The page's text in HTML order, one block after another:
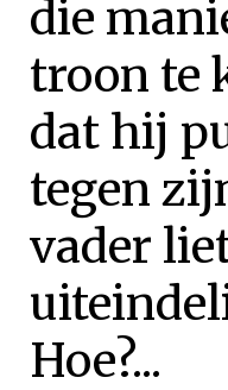
die
troon te
dat hij
tegen
vader
Hoe?...